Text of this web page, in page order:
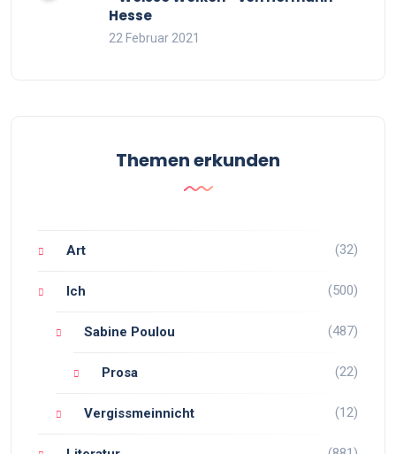
Hesse
22 Februar 2021
Themen erkunden
Art (32)
Ich (500)
Sabine Poulou (487)
Prosa (22)
Vergissmeinnicht (12)